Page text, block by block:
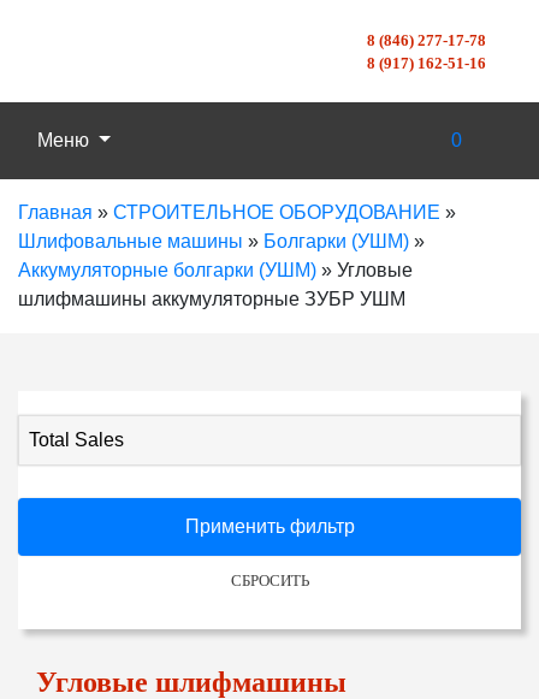
8 (846) 277-17-78
8 (917) 162-51-16
Меню 0
Главная » СТРОИТЕЛЬНОЕ ОБОРУДОВАНИЕ »
Шлифовальные машины » Болгарки (УШМ) »
Аккумуляторные болгарки (УШМ) » Угловые
шлифмашины аккумуляторные ЗУБР УШМ
Total Sales
Применить фильтр
СБРОСИТЬ
Угловые шлифмашины